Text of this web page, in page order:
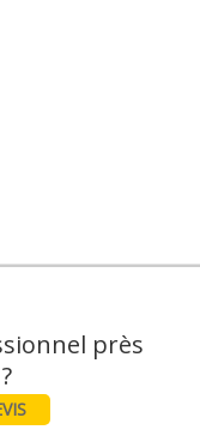
près